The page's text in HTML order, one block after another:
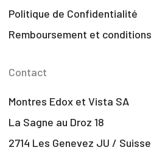
Politique de Confidentialité
Remboursement et
Contact
Montres Edox et Vista SA
La Sagne au Droz 18
2714 Les Genevez JU / Suisse